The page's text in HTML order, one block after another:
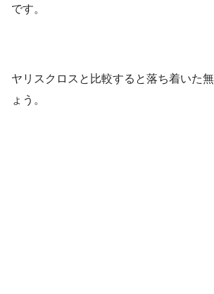
です。
ヤリスクロスと比較すると落ち着いた
ょう。